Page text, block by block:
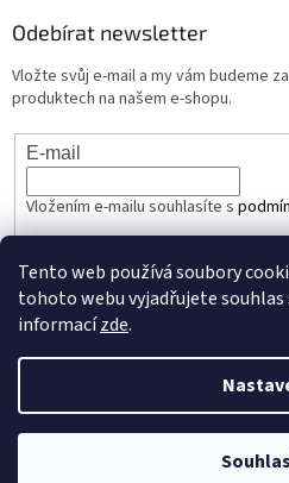
Tento web používá soubory
tohoto webu vyjadřujete souhlas
informacízde.
Odebírat newsletter
Vložte svůj e-mail a my vám budeme
produktech na našem e-shopu.
E-mail
Vložením e-mailu souhlasíte s
PŘIHLÁSIT SE
Copyright 2026JEDNAUNCE.cz.
nastavení